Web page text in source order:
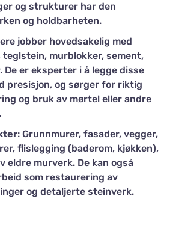
og strukturer har den
og holdbarheten.
jobber hovedsakelig med
murblokker, sement,
De er eksperter i å legge disse
presisjon, og sørger for riktig
og bruk av mørtel eller andre
: Grunnmurer, fasader, vegger,
flislegging (baderom, kjøkken),
eldre murverk. De kan også
som restaurering av
og detaljerte steinverk.